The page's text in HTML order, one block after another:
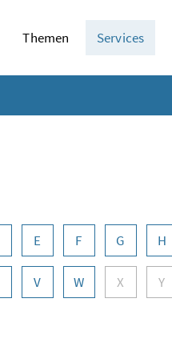
Themen Services
E F G H
V W X Y